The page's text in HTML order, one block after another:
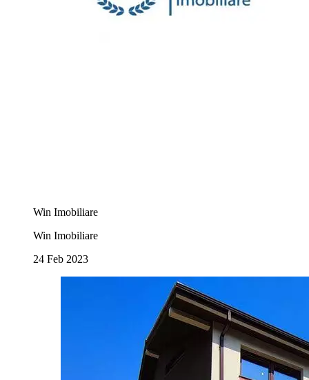
Win Imobiliare
Win Imobiliare
24 Feb 2023